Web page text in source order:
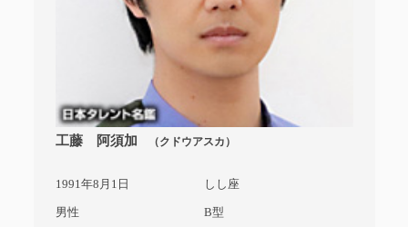
工藤 阿須加 （クドウアスカ）
1991年8月1日 しし座
男性 B型